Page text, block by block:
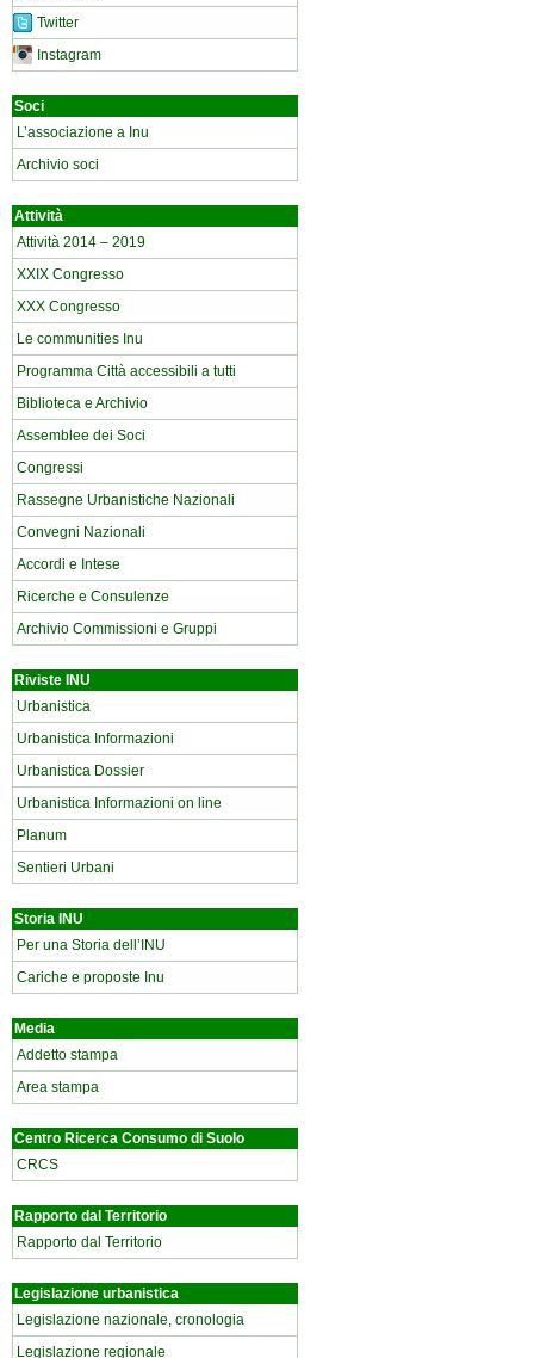
Twitter
Instagram
Soci
L’associazione a Inu
Archivio soci
Attività
Attività 2014 – 2019
XXIX Congresso
XXX Congresso
Le communities Inu
Programma Città accessibili a tutti
Biblioteca e Archivio
Assemblee dei Soci
Congressi
Rassegne Urbanistiche Nazionali
Convegni Nazionali
Accordi e Intese
Ricerche e Consulenze
Archivio Commissioni e Gruppi
Riviste INU
Urbanistica
Urbanistica Informazioni
Urbanistica Dossier
Urbanistica Informazioni on line
Planum
Sentieri Urbani
Storia INU
Per una Storia dell’INU
Cariche e proposte Inu
Media
Addetto stampa
Area stampa
Centro Ricerca Consumo di Suolo
CRCS
Rapporto dal Territorio
Rapporto dal Territorio
Legislazione urbanistica
Legislazione nazionale, cronologia
Legislazione regionale